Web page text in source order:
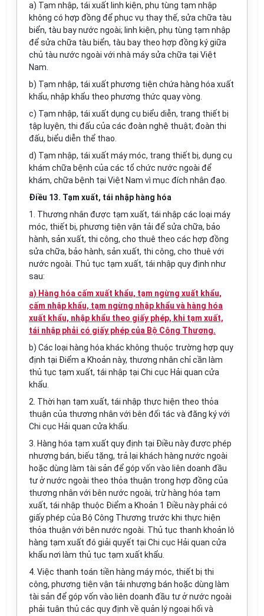
a) Tạm nhập, tái xuất linh kiện, phụ tùng tạm nhập
không có hợp đồng để phục vụ thay thế, sửa chữa tàu
biển, tàu bay nước ngoài; linh kiện, phụ tùng tạm nhập
để sửa chữa tàu biển, tàu bay theo hợp đồng ký giữa
chủ tàu nước ngoài với nhà máy sửa chữa tại Việt
Nam.
b) Tạm nhập, tái xuất phương tiện chứa hàng hóa xuất
khẩu, nhập khẩu theo phương thức quay vòng.
c) Tạm nhập, tái xuất dụng cụ biểu diễn, trang thiết bị
tập luyện, thi đấu của các đoàn nghệ thuật; đoàn thi
đấu, biểu diễn thể thao.
d) Tạm nhập, tái xuất máy móc, trang thiết bị, dụng cụ
khám chữa bệnh của các tổ chức nước ngoài để
khám, chữa bệnh tại Việt Nam vì mục đích nhân đạo.
Điều 13. Tạm xuất, tái nhập hàng hóa
1. Thương nhân được tạm xuất, tái nhập các loại máy
móc, thiết bị, phương tiện vận tải để sửa chữa, bảo
hành, sản xuất, thi công, cho thuê theo các hợp đồng
sửa chữa, bảo hành, sản xuất, thi công, cho thuê với
nước ngoài. Thủ tục tạm xuất, tái nhập quy định như
sau:
a) Hàng hóa cấm xuất khẩu, tạm ngừng xuất khẩu,
cấm nhập khẩu, tạm ngừng nhập khẩu và hàng hóa
xuất khẩu, nhập khẩu theo giấy phép, khi tạm xuất,
tái nhập phải có giấy phép của Bộ Công Thương.
b) Các loại hàng hóa khác không thuộc trường hợp quy
định tại Điểm a Khoản này, thương nhân chỉ cần làm
thủ tục tạm xuất, tái nhập tại Chi cục Hải quan cửa
khẩu.
2. Thời hạn tạm xuất, tái nhập thực hiện theo thỏa
thuận của thương nhân với bên đối tác và đăng ký với
Chi cục Hải quan cửa khẩu.
3. Hàng hóa tạm xuất quy định tại Điều này được phép
nhượng bán, biếu tặng, trả lại khách hàng nước ngoài
hoặc dùng làm tài sản để góp vốn vào liên doanh đầu
tư ở nước ngoài theo thỏa thuận trong hợp đồng của
thương nhân với bên nước ngoài, trừ hàng hóa tạm
xuất, tái nhập thuộc Điểm a Khoản 1 Điều này phải có
giấy phép của Bộ Công Thương trước khi thực hiện
thỏa thuận với bên nước ngoài. Thủ tục thanh khoản lô
hàng tạm xuất đó giải quyết tại Chi cục Hải quan cửa
khẩu nơi làm thủ tục tạm xuất khẩu.
4. Việc thanh toán tiền hàng máy móc, thiết bị thi
công, phương tiện vận tải nhượng bán hoặc dùng làm
tài sản để góp vốn vào liên doanh đầu tư ở nước ngoài
phải tuân thủ các quy định về quản lý ngoại hối và